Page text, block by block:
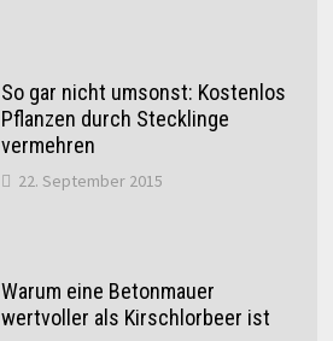
So gar nicht umsonst: Kostenlos
Pflanzen durch Stecklinge
vermehren
22. September 2015
Warum eine Betonmauer
wertvoller als Kirschlorbeer ist